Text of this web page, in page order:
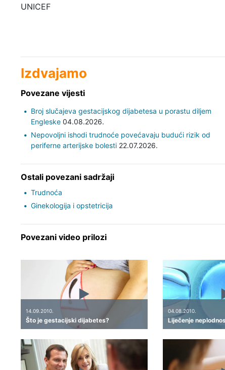
UNICEF
Izdvajamo
Povezane vijesti
Broj slučajeva gestacijskog dijabetesa u porastu diljem
Engleske04.08.2026.
Nepovoljni ishodi trudnoće povećavaju budući rizik od
periferne arterijske bolesti22.07.2026.
Ostali povezani sadržaji
Trudnoća
Ginekologija i opstetricija
Povezani video prilozi
14.09.2010.
Što je gestacijski dijabetes?
04.08.2010.
Liječenje